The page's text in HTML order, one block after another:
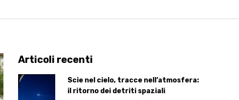
Articoli recenti
Scie nel cielo, tracce nell’atmosfera:
il ritorno dei detriti spaziali